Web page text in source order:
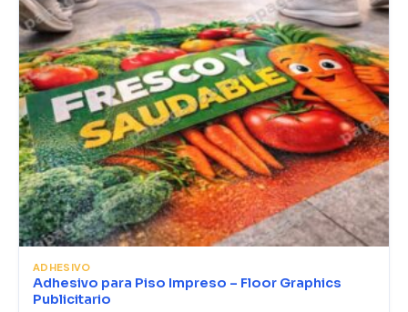
ADHESIVO
Adhesivo para Piso Impreso – Floor Graphics
Publicitario